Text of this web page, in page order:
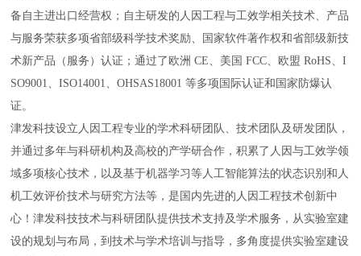
备自主进出口经营权；自主研发的人因工程与工效学相关技术、产品
与服务荣获多项省部级科学技术奖励、国家软件著作权和省部级新技
术新产品（服务）认证；通过了欧洲 CE、美国 FCC、欧盟 RoHS、I
SO9001、ISO14001、OHSAS18001 等多项国际认证和国家防爆认
证。
津发科技设立人因工程专业的学术科研团队、技术团队及研发团队，
并通过多年与科研机构及高校的产学研合作，积累了人因与工效学领
域多项核心技术，以及基于机器学习等人工智能算法的状态识别和人
机工效评价技术与研究方法等，是国内先进的人因工程技术创新中
心！津发科技技术与科研团队提供技术支持及学术服务，从实验室建
设的规划与布局，到技术与学术培训与指导，多角度提供实验室建设